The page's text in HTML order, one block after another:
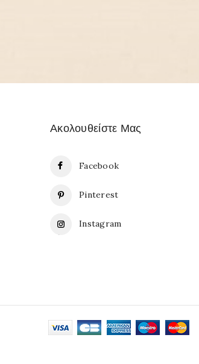
Ακολουθείστε Μας
Facebook
Pinterest
Instagram